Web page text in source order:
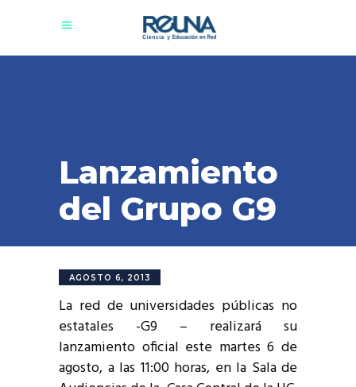
Lanzamiento
del Grupo G9
AGOSTO 6, 2013
La red de universidades públicas no
estatales -G9 – realizará su
lanzamiento oficial este martes 6 de
agosto, a las 11:00 horas, en la Sala de